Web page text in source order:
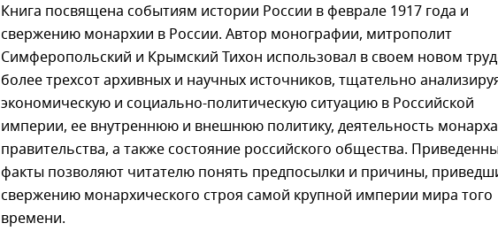
Книга посвящена событиям истории России в феврале 1917 года и
свержению монархии в России. Автор монографии, митрополит
Симферопольский и Крымский Тихон использовал в своем новом
более трехсот архивных и научных источников, тщательно
экономическую и социально-политическую ситуацию в Российской
империи, ее внутреннюю и внешнюю политику, деятельность
правительства, а также состояние российского общества.
факты позволяют читателю понять предпосылки и причины,
свержению монархического строя самой крупной империи мира того
времени.